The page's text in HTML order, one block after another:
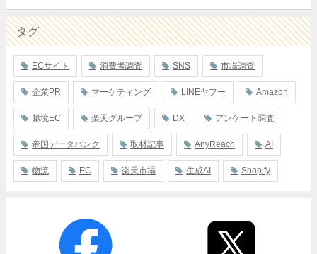
タグ
ECサイト 消費者調査 SNS 市場調査
企業PR マーケティング LINEヤフー Amazon
越境EC 楽天グループ DX アンケート調査
帝国データバンク 取材記事 AnyReach AI
物流 EC 楽天市場 生成AI Shopify